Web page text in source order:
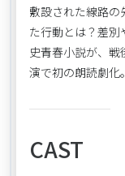
敷設された線路の
た行動とは？差
史青春小説が、
演で初の朗読劇化
CAST